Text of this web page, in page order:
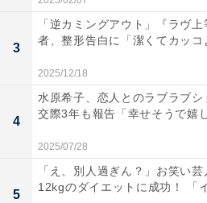
3
「逆カミングアウト」『ラヴ
者、整形告白に「潔くてカッ
2025/12/18
4
水原希子、恋人とのラブラブシ
交際3年も報告「幸せそうで嬉
2025/07/28
5
「え、別人過ぎん？」お笑い
12kgのダイエットに成功！ 「